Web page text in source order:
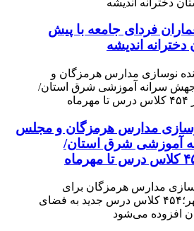
فردای جامعه با پیش
اندیشه
مدارس هرمزگان و مجلس
آموزشی شرق استان/